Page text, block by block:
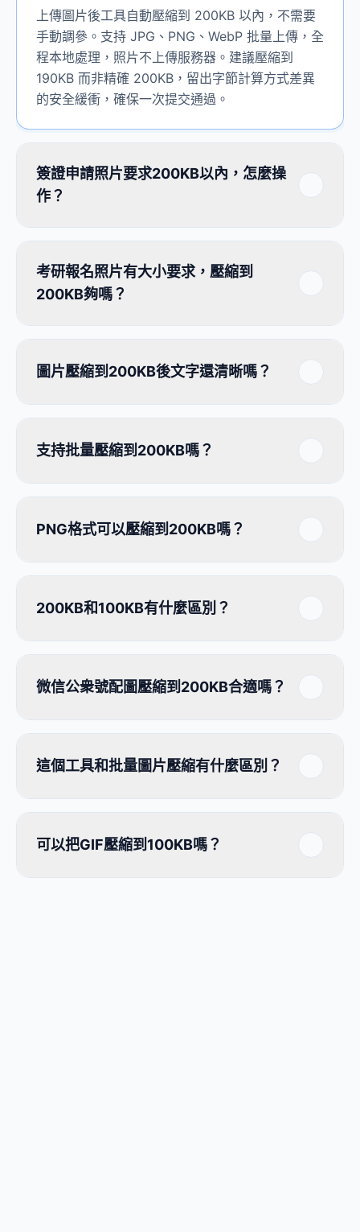
上傳圖片後工具自動壓縮到 200KB 以內，不需要
手動調參。支持 JPG、PNG、WebP 批量上傳，全
程本地處理，照片不上傳服務器。建議壓縮到
190KB 而非精確 200KB，留出字節計算方式差異
的安全緩衝，確保一次提交通過。
簽證申請照片要求200KB以內，怎麼操
作？
考研報名照片有大小要求，壓縮到
200KB夠嗎？
圖片壓縮到200KB後文字還清晰嗎？
支持批量壓縮到200KB嗎？
PNG格式可以壓縮到200KB嗎？
200KB和100KB有什麼區別？
微信公衆號配圖壓縮到200KB合適嗎？
這個工具和批量圖片壓縮有什麼區別？
可以把GIF壓縮到100KB嗎？